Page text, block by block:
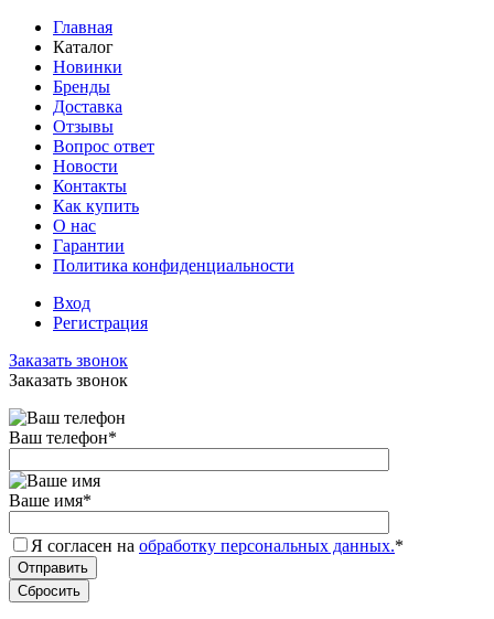
Главная
Каталог
Новинки
Бренды
Доставка
Отзывы
Вопрос ответ
Новости
Контакты
Как купить
О нас
Гарантии
Политика конфиденциальности
Вход
Регистрация
Заказать звонок
Заказать звонок
Ваш телефон*
Ваше имя*
Я согласен на обработку персональных данных.*